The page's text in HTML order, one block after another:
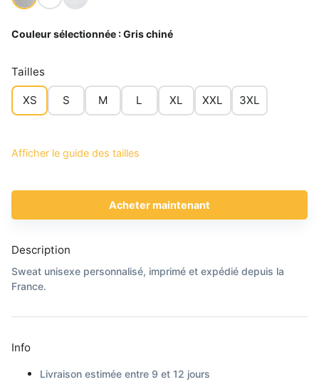
Couleur sélectionnée :Gris chiné
Tailles
XS S M L XL XXL 3XL
Afficher le guide des tailles
Acheter maintenant
Description
Sweat unisexe personnalisé, imprimé et expédié depuis la
France.
Info
Livraison estimée entre 9 et 12 jours